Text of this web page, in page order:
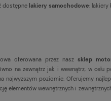
dostępne lakiery samochodowe: lakiery
oferowana przez nasz sklep
na zewnątrz jak i wewnątrz, w celu
najwyższym poziomie. Oferujemy
elementów wewnętrznych i